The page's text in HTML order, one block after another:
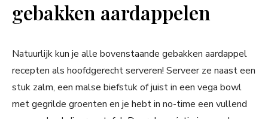
gebakken aardappelen
Natuurlijk kun je alle bovenstaande gebakken aardappel
recepten als hoofdgerecht serveren! Serveer ze naast een
stuk zalm, een malse biefstuk of juist in een vega bowl
met gegrilde groenten en je hebt in no-time een vullend